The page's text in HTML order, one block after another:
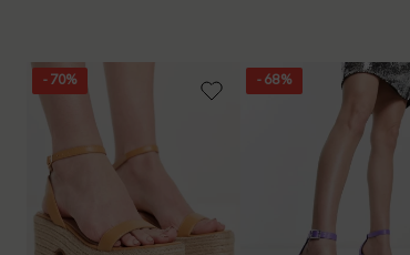
- 70% - 68%